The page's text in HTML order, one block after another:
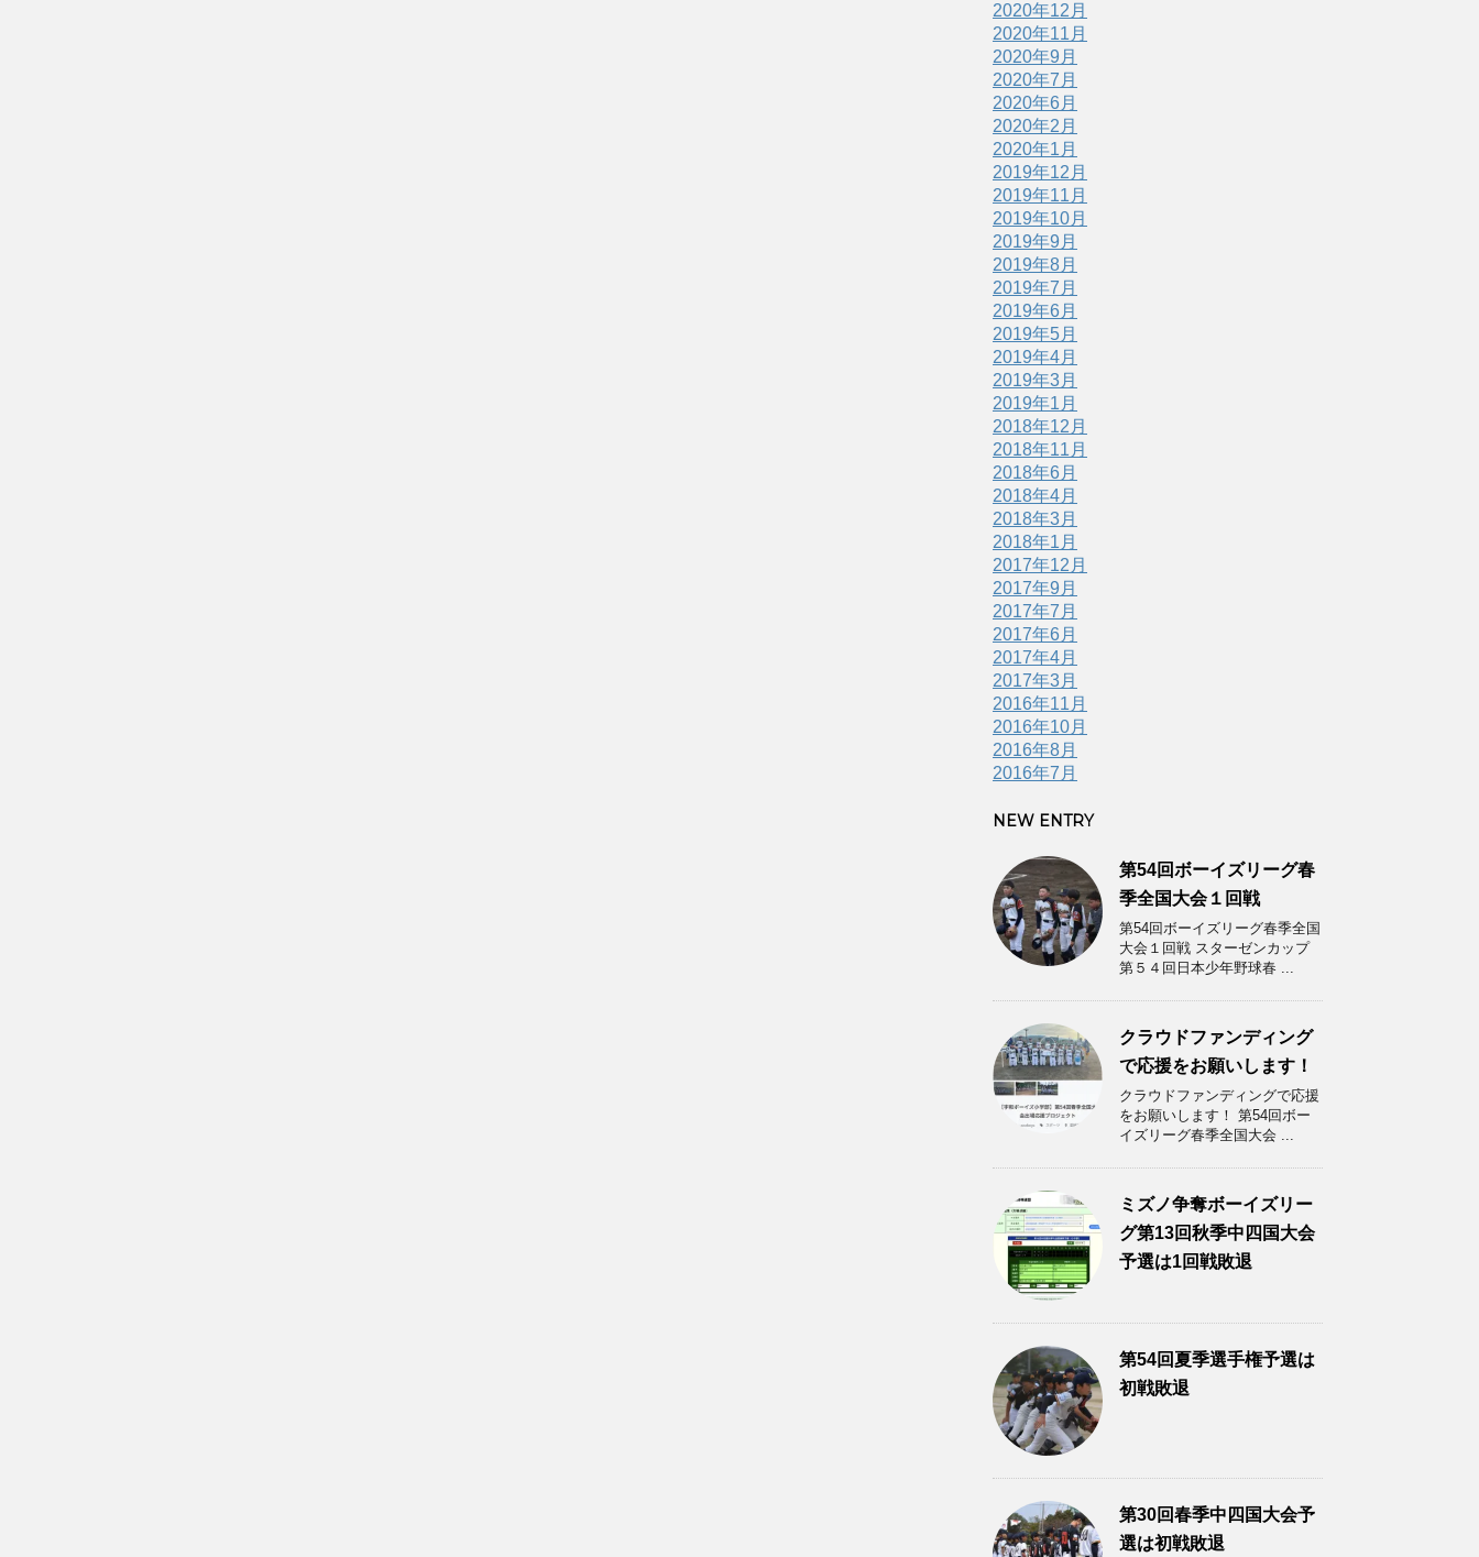
2020年12月
2020年11月
2020年9月
2020年7月
2020年6月
2020年2月
2020年1月
2019年12月
2019年11月
2019年10月
2019年9月
2019年8月
2019年7月
2019年6月
2019年5月
2019年4月
2019年3月
2019年1月
2018年12月
2018年11月
2018年6月
2018年4月
2018年3月
2018年1月
2017年12月
2017年9月
2017年7月
2017年6月
2017年4月
2017年3月
2016年11月
2016年10月
2016年8月
2016年7月
NEW ENTRY
第54回ボーイズリーグ春
季全国大会１回戦
第54回ボーイズリーグ春季全国
大会１回戦 スターゼンカップ
第５４回日本少年野球春 ...
クラウドファンディング
で応援をお願いします！
クラウドファンディングで応援
をお願いします！ 第54回ボー
イズリーグ春季全国大会 ...
ミズノ争奪ボーイズリー
グ第13回秋季中四国大会
予選は1回戦敗退
第54回夏季選手権予選は
初戦敗退
第30回春季中四国大会予
選は初戦敗退